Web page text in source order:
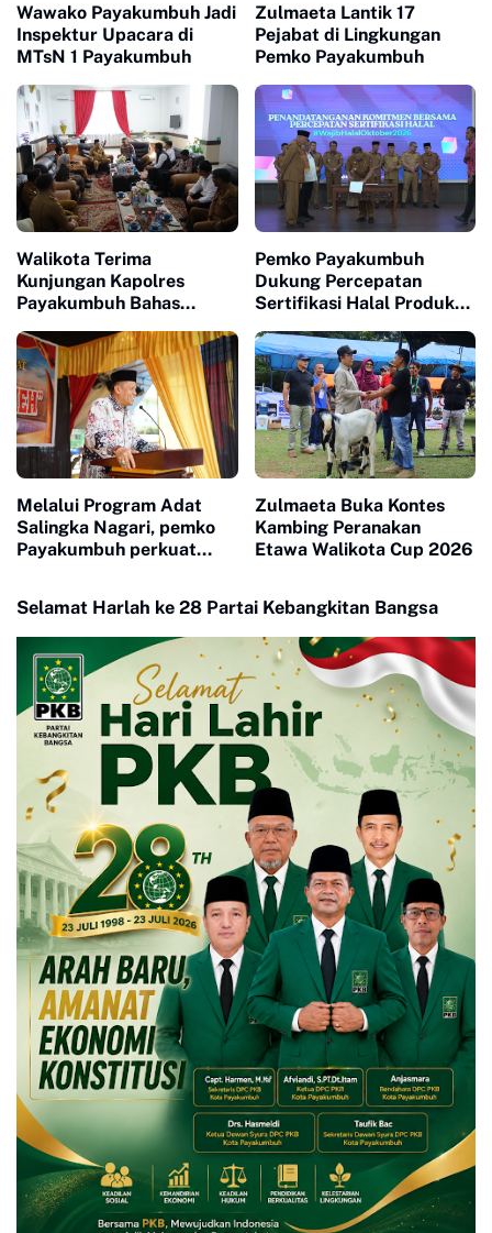
Wawako Payakumbuh Jadi
Inspektur Upacara di
MTsN 1 Payakumbuh
Zulmaeta Lantik 17
Pejabat di Lingkungan
Pemko Payakumbuh
Walikota Terima
Kunjungan Kapolres
Payakumbuh Bahas
Hankamtibmas
Pemko Payakumbuh
Dukung Percepatan
Sertifikasi Halal Produk
Melalui Program Adat
Salingka Nagari, pemko
Payakumbuh perkuat
Zulmaeta Buka Kontes
Kambing Peranakan
Etawa Walikota Cup 2026
Selamat Harlah ke 28 Partai Kebangkitan Bangsa